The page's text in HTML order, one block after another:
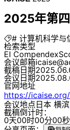
2025年第
# 计算机科学与
检索类型
EI Compendex
会议邮箱
截稿日期
会议日期
官网地址
https://icaise.org/
会议地点日本 横滨
截稿倒计时：
0天00时00分00秒